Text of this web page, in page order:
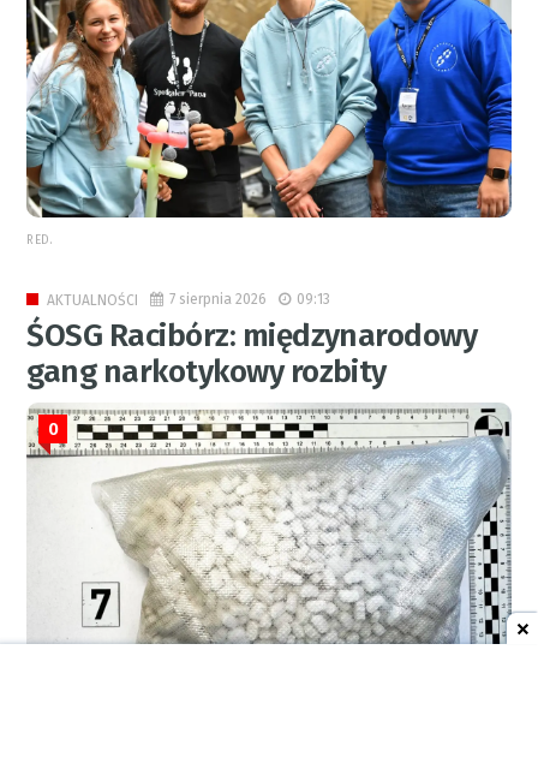
RED.
AKTUALNOŚCI 7 sierpnia 2026 09:13
ŚOSG Racibórz: międzynarodowy
gang narkotykowy rozbity
0